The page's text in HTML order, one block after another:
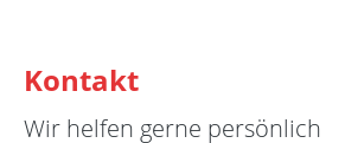
Kontakt
Wir helfen gerne persönlich